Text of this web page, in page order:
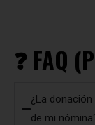
❓ FAQ
¿La
de mi